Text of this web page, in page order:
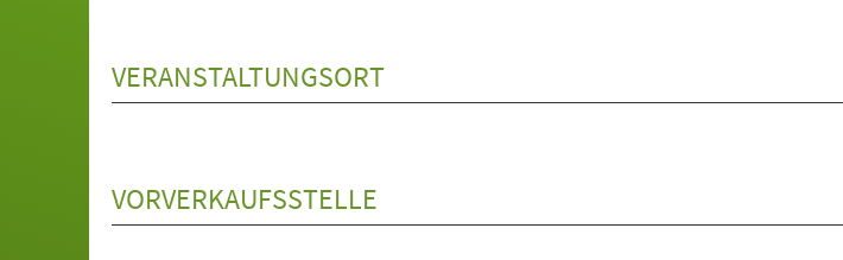
VERANSTALTUNGSORT
VORVERKAUFSSTELLE